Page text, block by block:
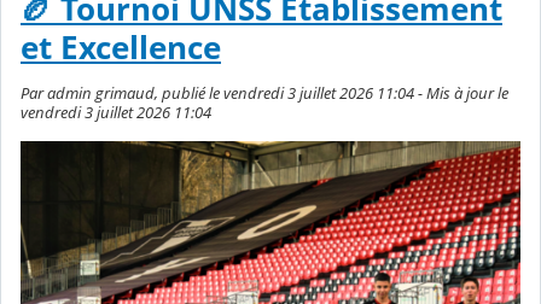
🏉 Tournoi UNSS Établissement
et Excellence
Par admin grimaud, publié le vendredi 3 juillet 2026 11:04 - Mis à jour le
vendredi 3 juillet 2026 11:04